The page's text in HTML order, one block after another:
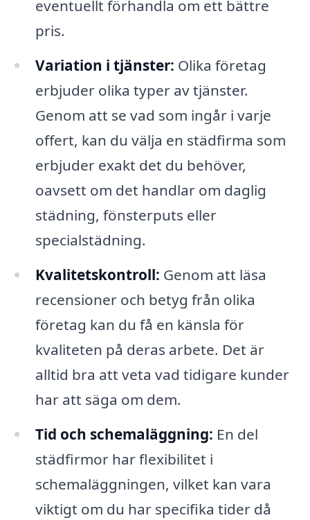
eventuellt förhandla om ett bättre
pris.
Variation i tjänster: Olika företag
erbjuder olika typer av tjänster.
Genom att se vad som ingår i varje
offert, kan du välja en städfirma som
erbjuder exakt det du behöver,
oavsett om det handlar om daglig
städning, fönsterputs eller
specialstädning.
Kvalitetskontroll: Genom att läsa
recensioner och betyg från olika
företag kan du få en känsla för
kvaliteten på deras arbete. Det är
alltid bra att veta vad tidigare kunder
har att säga om dem.
Tid och schemaläggning: En del
städfirmor har flexibilitet i
schemaläggningen, vilket kan vara
viktigt om du har specifika tider då